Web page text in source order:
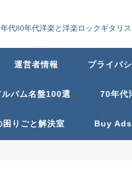
代80年代洋楽と洋楽ロックギタリ
運営者情報 プライバ
バム名盤100選 70年代
困りごと解決室 Buy